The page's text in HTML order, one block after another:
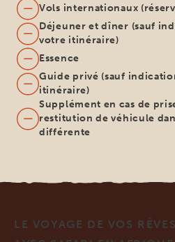
Vols internationaux
Déjeuner et dîner (sauf
votre itinéraire)
Essence
Guide privé (sauf
itinéraire)
Supplément en cas de
restitution de véhicule
différente
LE VOYAGE DE VOS